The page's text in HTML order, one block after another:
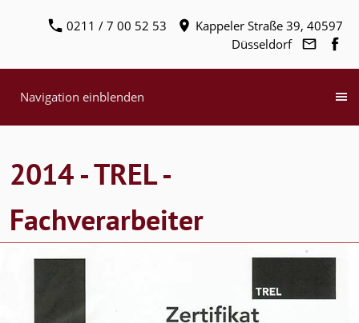
0211 / 7 00 52 53
Kappeler Straße 39, 40597
Düsseldorf
Navigation einblenden
2014 - TREL -
Fachverarbeiter